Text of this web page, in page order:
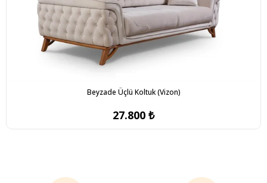
Beyzade Üçlü Koltuk (Vizon)
27.800 ₺